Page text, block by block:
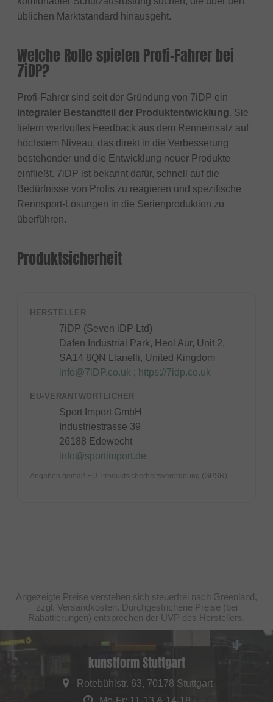
üblichen Marktstandard hinausgeht.
Welche Rolle spielen Profi-Fahrer bei
7iDP?
Profi-Fahrer sind seit der Gründung von 7iDP ein
integraler Bestandteil der Produktentwicklung. Sie
liefern wertvolles Feedback aus dem Renneinsatz auf
höchstem Niveau, das direkt in die Verbesserung
bestehender und die Entwicklung neuer Produkte
einfließt. 7iDP ist bekannt dafür, schnell auf die
Bedürfnisse von Profis zu reagieren und spezifische
Rennsport-Lösungen in die Serienproduktion zu
überführen.
Produktsicherheit
HERSTELLER
7iDP (Seven iDP Ltd)
Dafen Industrial Park, Heol Aur, Unit 2,
SA14 8QN Llanelli, United Kingdom
info@7iDP.co.uk ; https://7idp.co.uk
EU-VERANTWORTLICHER
Sport Import GmbH
Industriestrasse 39
26188 Edewecht
info@sportimport.de
Angaben gemäß EU-Produktsicherheitsverordnung (GPSR).
Angezeigte Preise verstehen sich steuerfrei nach Greenland,
zzgl. Versandkosten. Durchgestrichene Preise (bei
Rabattierungen) entsprechen der UVP des Herstellers.
kunstform Stuttgart
Rotebühlstr. 63, 70178 Stuttgart